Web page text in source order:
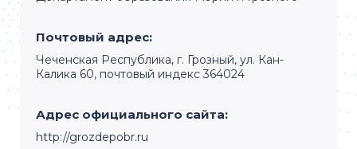
Почтовый адрес:
Чеченская Республика, г. Грозный, ул. Кан-
Калика 60, почтовый индекс 364024
Адрес официального сайта:
http://grozdepobr.ru